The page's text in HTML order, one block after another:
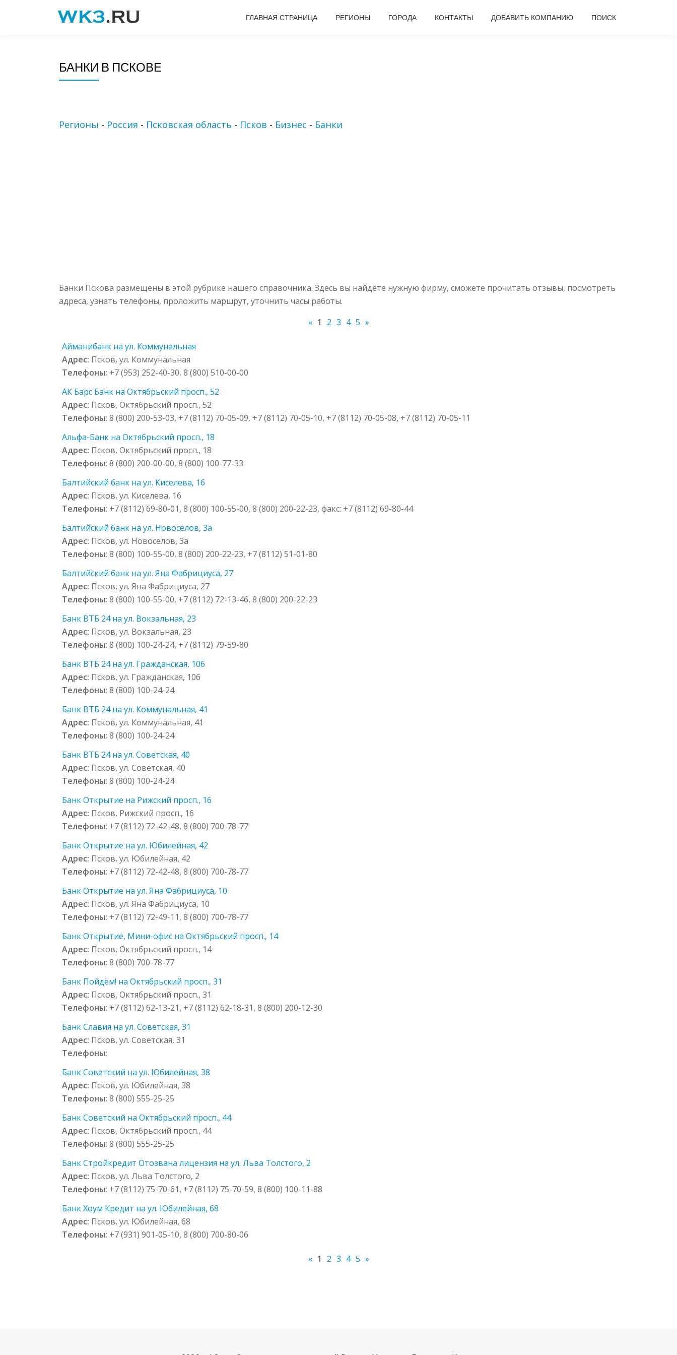
ГЛАВНАЯ СТРАНИЦА РЕГИОНЫ ГОРОДА КОНТАКТЫ ДОБАВИТЬ КОМПАНИЮ ПОИСК
БАНКИ В ПСКОВЕ
Регионы - Россия - Псковская область - Псков - Бизнес - Банки
Банки Пскова размещены в этой рубрике нашего справочника. Здесь вы найдёте нужную фирму, сможете прочитать отзывы, посмотреть
адреса, узнать телефоны, проложить маршрут, уточнить часы работы.
« 1 2 3 4 5 »
Айманибанк на ул. Коммунальная
Адрес: Псков, ул. Коммунальная
Телефоны: +7 (953) 252-40-30, 8 (800) 510-00-00
АК Барс Банк на Октябрьский просп., 52
Адрес: Псков, Октябрьский просп., 52
Телефоны:8 (800) 200-53-03, +7 (8112) 70-05-09, +7 (8112) 70-05-10, +7 (8112) 70-05-08, +7 (8112) 70-05-11
Альфа-Банк на Октябрьский просп., 18
Адрес: Псков, Октябрьский просп., 18
Телефоны:8 (800) 200-00-00, 8 (800) 100-77-33
Балтийский банк на ул. Киселева, 16
Адрес: Псков, ул. Киселева, 16
Телефоны: +7 (8112) 69-80-01, 8 (800) 100-55-00, 8 (800) 200-22-23, факс: +7 (8112) 69-80-44
Балтийский банк на ул. Новоселов, 3а
Адрес: Псков, ул. Новоселов, 3а
Телефоны:8 (800) 100-55-00, 8 (800) 200-22-23, +7 (8112) 51-01-80
Балтийский банк на ул. Яна Фабрициуса, 27
Адрес: Псков, ул. Яна Фабрициуса, 27
Телефоны:8 (800) 100-55-00, +7 (8112) 72-13-46, 8 (800) 200-22-23
Банк ВТБ 24 на ул. Вокзальная, 23
Адрес: Псков, ул. Вокзальная, 23
Телефоны:8 (800) 100-24-24, +7 (8112) 79-59-80
Банк ВТБ 24 на ул. Гражданская, 10б
Адрес: Псков, ул. Гражданская, 10б
Телефоны:8 (800) 100-24-24
Банк ВТБ 24 на ул. Коммунальная, 41
Адрес: Псков, ул. Коммунальная, 41
Телефоны:8 (800) 100-24-24
Банк ВТБ 24 на ул. Советская, 40
Адрес: Псков, ул. Советская, 40
Телефоны:8 (800) 100-24-24
Банк Открытие на Рижский просп., 16
Адрес: Псков, Рижский просп., 16
Телефоны: +7 (8112) 72-42-48, 8 (800) 700-78-77
Банк Открытие на ул. Юбилейная, 42
Адрес: Псков, ул. Юбилейная, 42
Телефоны: +7 (8112) 72-42-48, 8 (800) 700-78-77
Банк Открытие на ул. Яна Фабрициуса, 10
Адрес: Псков, ул. Яна Фабрициуса, 10
Телефоны: +7 (8112) 72-49-11, 8 (800) 700-78-77
Банк Открытие, Мини-офис на Октябрьский просп., 14
Адрес: Псков, Октябрьский просп., 14
Телефоны:8 (800) 700-78-77
Банк Пойдём! на Октябрьский просп., 31
Адрес: Псков, Октябрьский просп., 31
Телефоны: +7 (8112) 62-13-21, +7 (8112) 62-18-31, 8 (800) 200-12-30
Банк Славия на ул. Советская, 31
Адрес: Псков, ул. Советская, 31
Телефоны:
Банк Советский на ул. Юбилейная, 38
Адрес: Псков, ул. Юбилейная, 38
Телефоны:8 (800) 555-25-25
Банк Советский на Октябрьский просп., 44
Адрес: Псков, Октябрьский просп., 44
Телефоны:8 (800) 555-25-25
Банк Стройкредит Отозвана лицензия на ул. Льва Толстого, 2
Адрес: Псков, ул. Льва Толстого, 2
Телефоны: +7 (8112) 75-70-61, +7 (8112) 75-70-59, 8 (800) 100-11-88
Банк Хоум Кредит на ул. Юбилейная, 68
Адрес: Псков, ул. Юбилейная, 68
Телефоны: +7 (931) 901-05-10, 8 (800) 700-80-06
« 1 2 3 4 5 »